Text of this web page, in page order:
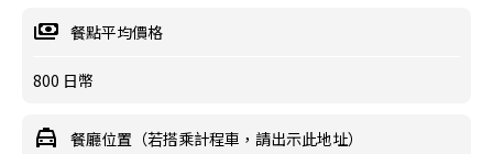
餐點平均價格
800 日幣
餐廳位置（若搭乘計程車，請出示此地址）